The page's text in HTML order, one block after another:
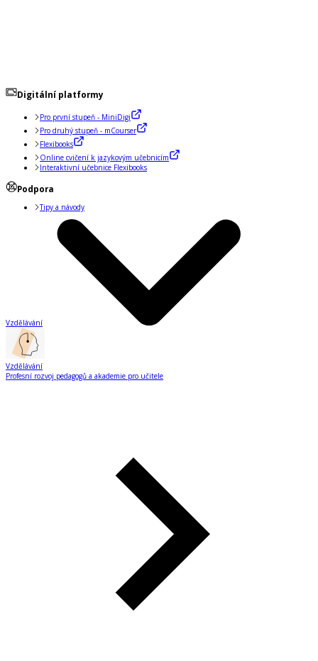
Digitální platformy
Pro první stupeň - MiniDigi
Pro druhý stupeň - mCourser
Flexibooks
Online cvičení k jazykovým učebnicím
Interaktivní učebnice Flexibooks
Podpora
Tipy a návody
Vzdělávání
Vzdělávání
Profesní rozvoj pedagogů a akademie pro učitele